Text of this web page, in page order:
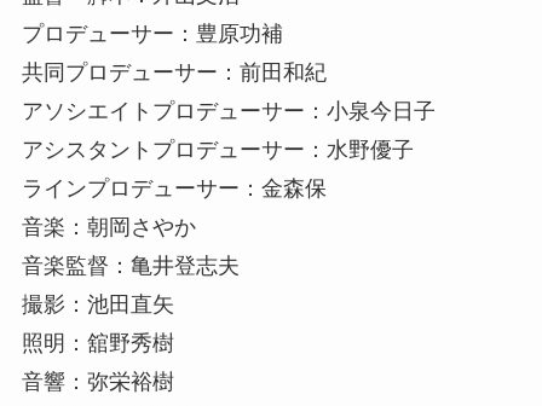
プロデューサー：豊原功補
共同プロデューサー：前田和紀
アソシエイトプロデューサー：小泉今日子
アシスタントプロデューサー：水野優子
ラインプロデューサー：金森保
音楽：朝岡さやか
音楽監督：亀井登志夫
撮影：池田直矢
照明：舘野秀樹
音響：弥栄裕樹